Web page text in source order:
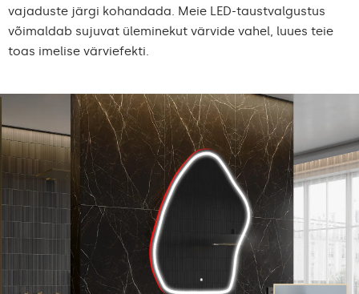
vajaduste järgi kohandada. Meie LED-taustvalgustus
võimaldab sujuvat üleminekut värvide vahel, luues teie
toas imelise värviefekti.